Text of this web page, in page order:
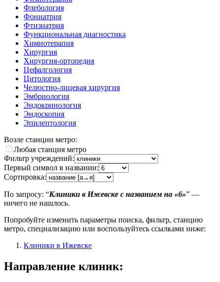
Флебология
Фониатрия
Фтизиатрия
Функциональная диагностика
Химиотерапия
Хирургия
Хирургия-ортопедия
Цефалгология
Цитология
Челюстно-лицевая хирургия
Эмбриология
Эндокринология
Эндоскопия
Эпилептология
Возле станции метро:
Любая станция метро
Фильтр учреждений:
Первый символ в названии:
Сортировка:
По запросу: “Клиники в Ижевске с названием на «6»” —
ничего не нашлось.
Попробуйте изменить параметры поиска, фильтр, станцию
метро, специализацию или воспользуйтесь ссылками ниже:
Клиники в Ижевске
Направление клиник: